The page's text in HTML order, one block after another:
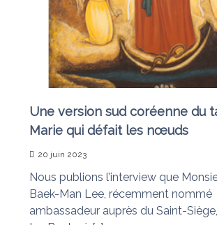
n
s
a
i
t
l
e
n
u
d
s
Une version sud coréenne du
Marie qui défait les nœuds
20 juin 2023
Nous publions l’interview que
Baek-Man Lee, récemment nommé
ambassadeur auprès du Saint-